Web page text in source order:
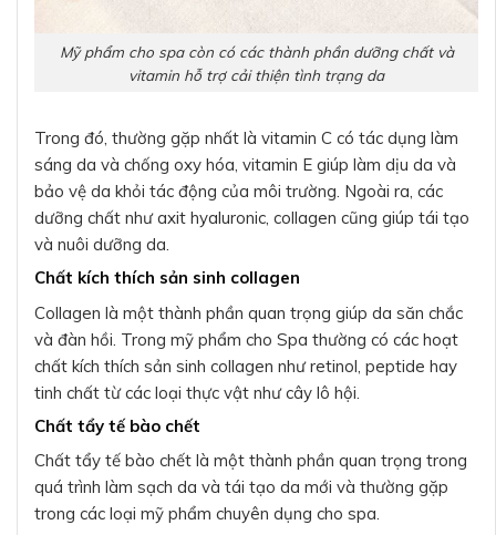
Mỹ phẩm cho spa còn có các thành phần dưỡng chất và
vitamin hỗ trợ cải thiện tình trạng da
Trong đó, thường gặp nhất là vitamin C có tác dụng làm
sáng da và chống oxy hóa, vitamin E giúp làm dịu da và
bảo vệ da khỏi tác động của môi trường. Ngoài ra, các
dưỡng chất như axit hyaluronic, collagen cũng giúp tái tạo
và nuôi dưỡng da.
Chất kích thích sản sinh collagen
Collagen là một thành phần quan trọng giúp da săn chắc
và đàn hồi. Trong mỹ phẩm cho Spa thường có các hoạt
chất kích thích sản sinh collagen như retinol, peptide hay
tinh chất từ các loại thực vật như cây lô hội.
Chất tẩy tế bào chết
Chất tẩy tế bào chết là một thành phần quan trọng trong
quá trình làm sạch da và tái tạo da mới và thường gặp
trong các loại mỹ phẩm chuyên dụng cho spa.